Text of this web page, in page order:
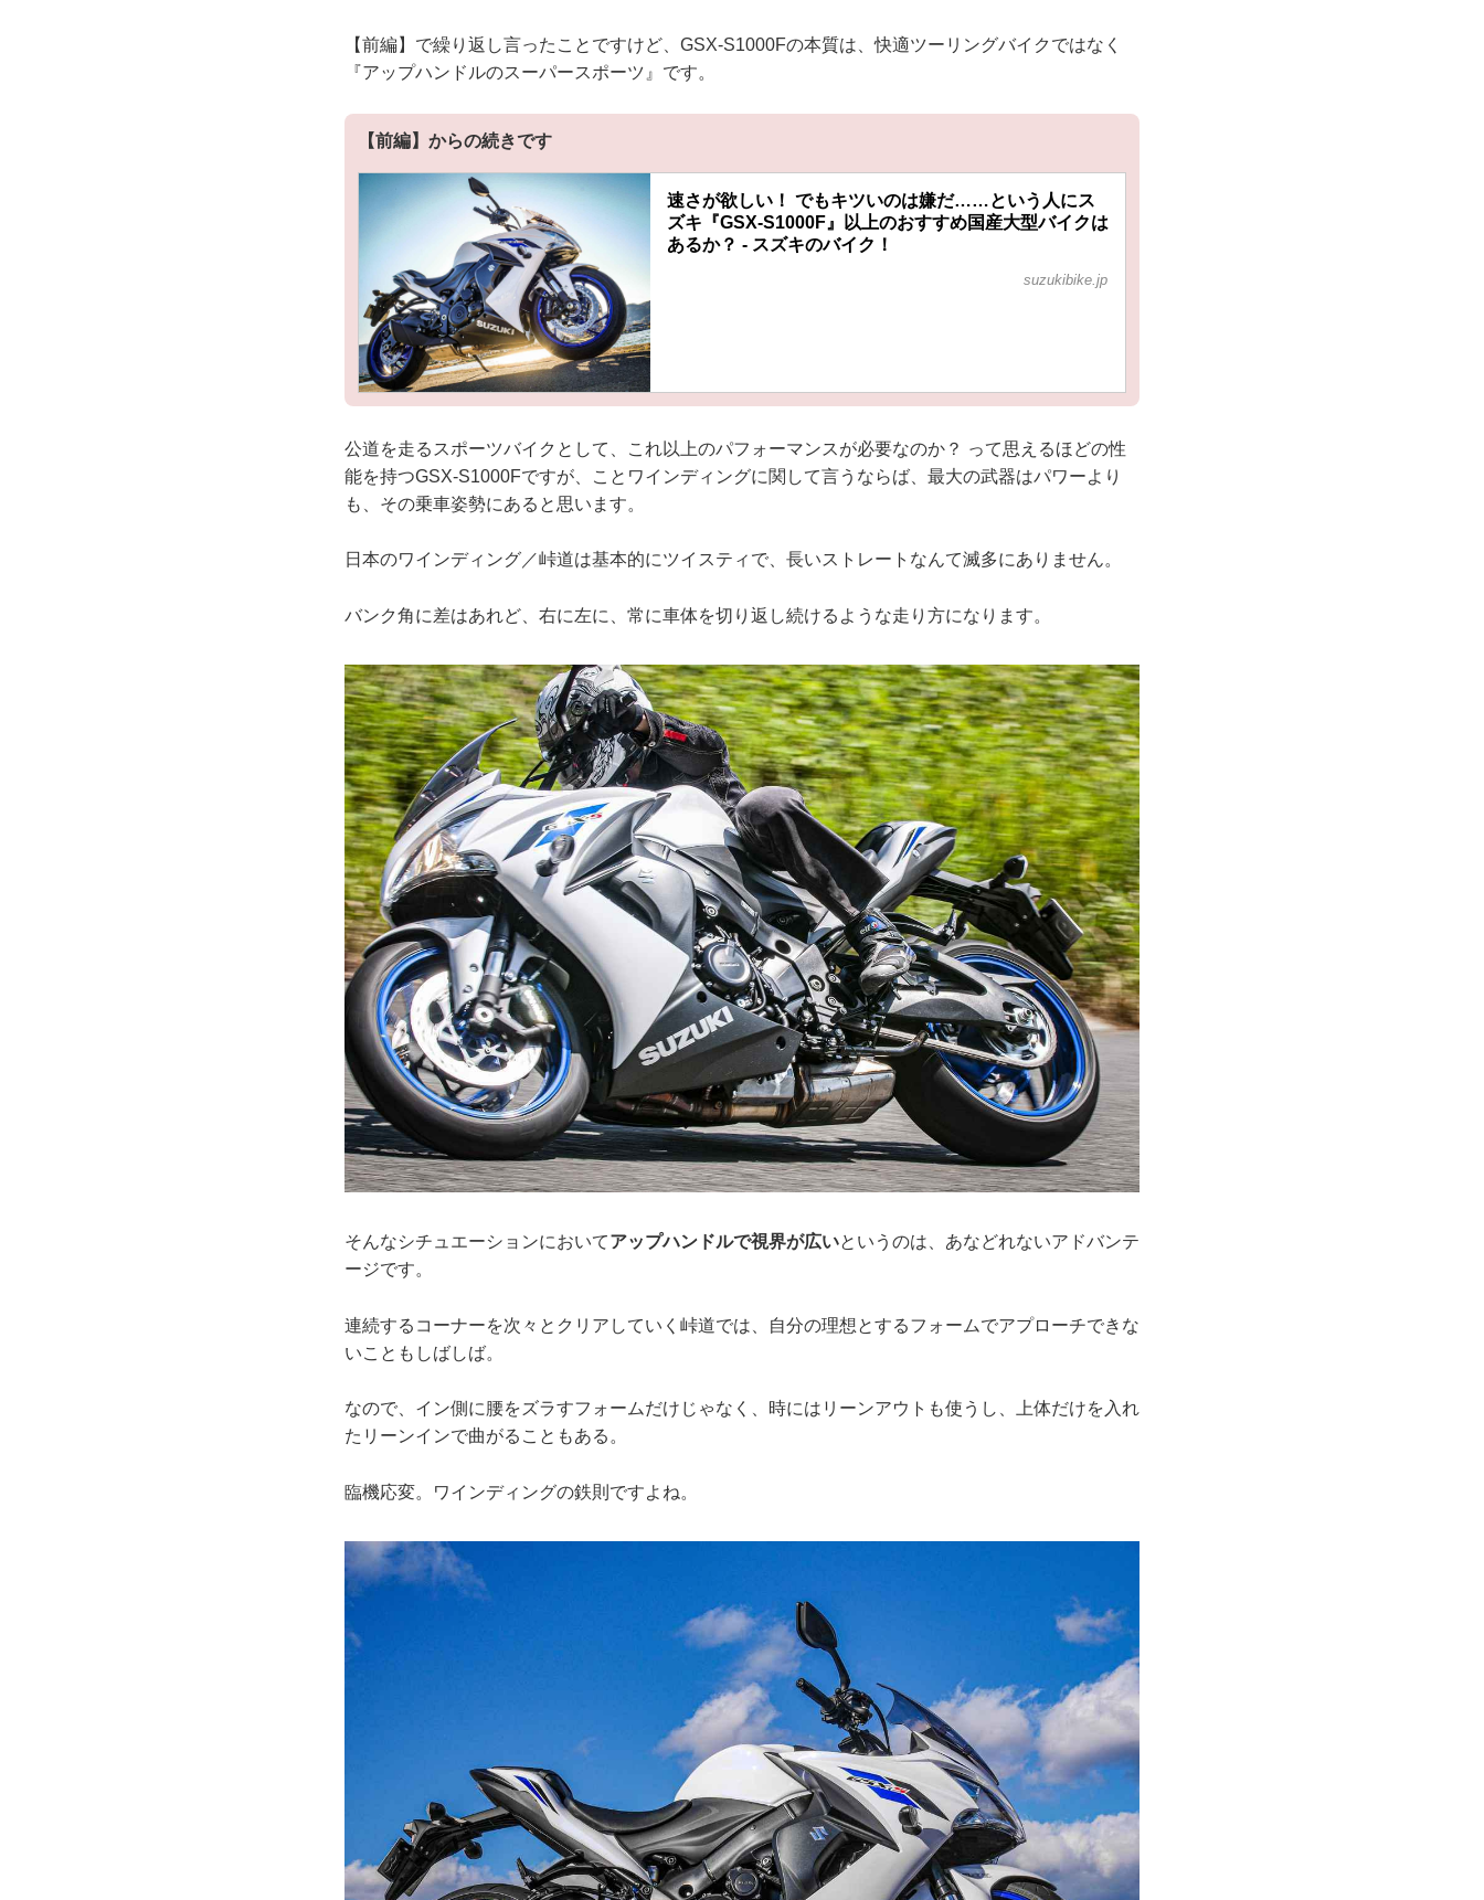
【前編】で繰り返し言ったことですけど、GSX-S1000Fの本質は、快適ツーリングバイクではなく
『アップハンドルのスーパースポーツ』です。
【前編】からの続きです
速さが欲しい！ でもキツいのは嫌だ……という人にス
ズキ『GSX-S1000F』以上のおすすめ国産大型バイクは
あるか？ - スズキのバイク！
suzukibike.jp
公道を走るスポーツバイクとして、これ以上のパフォーマンスが必要なのか？ って思えるほどの性
能を持つGSX-S1000Fですが、ことワインディングに関して言うならば、最大の武器はパワーより
も、その乗車姿勢にあると思います。
日本のワインディング／峠道は基本的にツイスティで、長いストレートなんて滅多にありません。
バンク角に差はあれど、右に左に、常に車体を切り返し続けるような走り方になります。
そんなシチュエーションにおいてアップハンドルで視界が広いというのは、あなどれないアドバンテ
ージです。
連続するコーナーを次々とクリアしていく峠道では、自分の理想とするフォームでアプローチできな
いこともしばしば。
なので、イン側に腰をズラすフォームだけじゃなく、時にはリーンアウトも使うし、上体だけを入れ
たリーンインで曲がることもある。
臨機応変。ワインディングの鉄則ですよね。